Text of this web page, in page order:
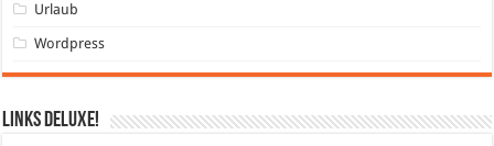
Urlaub
Wordpress
Links DeLuXe!